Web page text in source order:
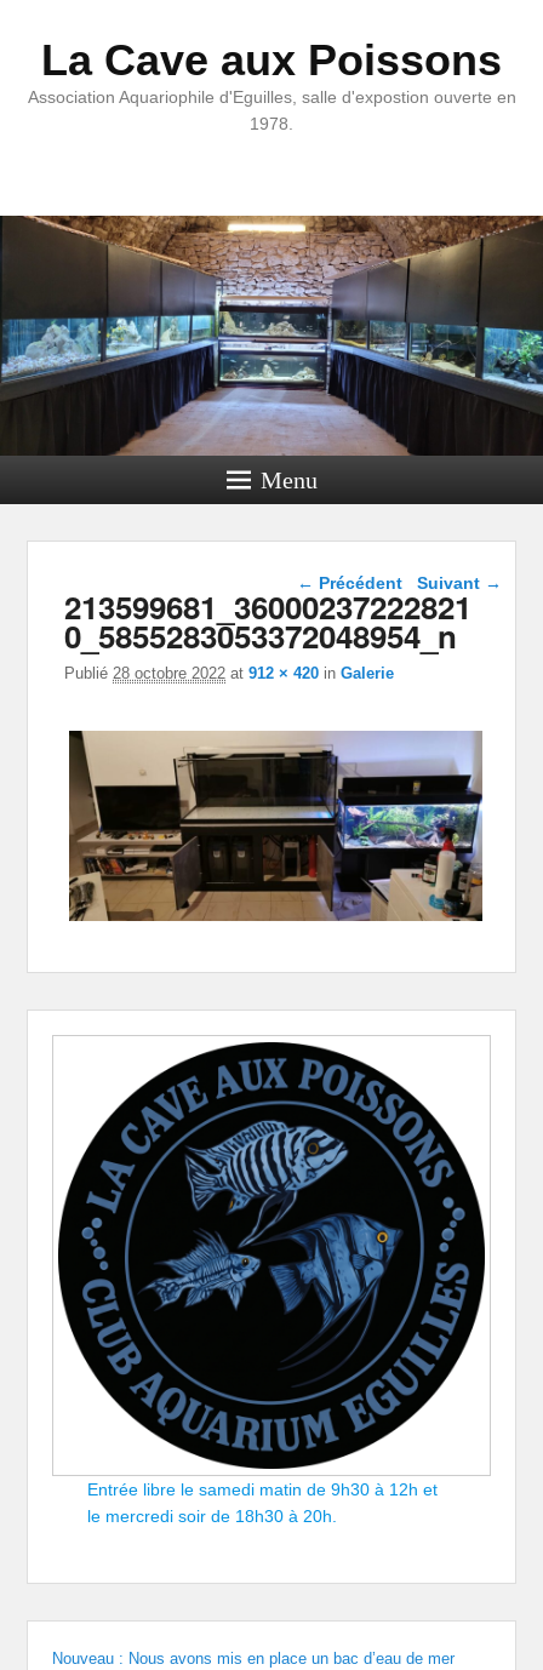
La Cave aux Poissons
Association Aquariophile d'Eguilles, salle d'expostion ouverte en
1978.
Menu
Navigation dans les
images
← Précédent Suivant →
213599681_36000237222821
0_5855283053372048954_n
Publié 28 octobre 2022 at912 × 420 inGalerie
Entrée libre le samedi matin de 9h30 à 12h et
le mercredi soir de 18h30 à 20h.
Nouveau : Nous avons mis en place un bac d’eau de mer